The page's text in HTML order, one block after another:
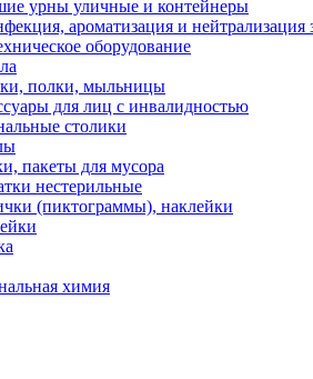
урны уличные и контейнеры
ароматизация и нейтрализация
оборудование
полки, мыльницы
для лиц с инвалидностью
столики
пакеты для мусора
нестерильные
(пиктограммы), наклейки
химия